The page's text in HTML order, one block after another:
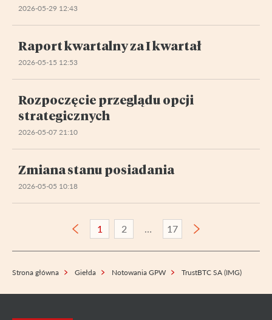
2026-05-29 12:43
Raport kwartalny za I kwartał
2026-05-15 12:53
Rozpoczęcie przeglądu opcji
strategicznych
2026-05-07 21:10
Zmiana stanu posiadania
2026-05-05 10:18
1 2 17
Strona główna Giełda Notowania GPW TrustBTC SA (IMG)